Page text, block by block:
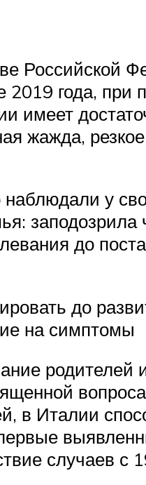
Российской
года, при
имеет
жажда,
у
до
до
на симптомы
родителей
в Италии
случаев с